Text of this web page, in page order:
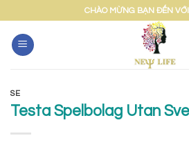
content
CHÀO MỪNG BẠN ĐẾN
SE
Testa Spelbolag Utan